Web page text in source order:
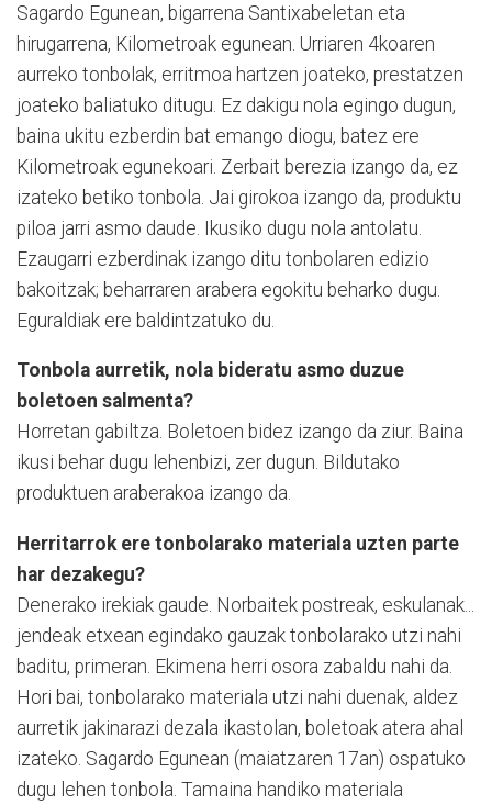
Sagardo Egunean, bigarrena Santixabeletan eta
hirugarrena, Kilometroak egunean. Urriaren 4koaren
aurreko tonbolak, erritmoa hartzen joateko, prestatzen
joateko baliatuko ditugu. Ez dakigu nola egingo dugun,
baina ukitu ezberdin bat emango diogu, batez ere
Kilometroak egunekoari. Zerbait berezia izango da, ez
izateko betiko tonbola. Jai girokoa izango da, produktu
piloa jarri asmo daude. Ikusiko dugu nola antolatu.
Ezaugarri ezberdinak izango ditu tonbolaren edizio
bakoitzak; beharraren arabera egokitu beharko dugu.
Eguraldiak ere baldintzatuko du.
Tonbola aurretik, nola bideratu asmo duzue
boletoen salmenta?
Horretan gabiltza. Boletoen bidez izango da ziur. Baina
ikusi behar dugu lehenbizi, zer dugun. Bildutako
produktuen araberakoa izango da.
Herritarrok ere tonbolarako materiala uzten parte
har dezakegu?
Denerako irekiak gaude. Norbaitek postreak, eskulanak...
jendeak etxean egindako gauzak tonbolarako utzi nahi
baditu, primeran. Ekimena herri osora zabaldu nahi da.
Hori bai, tonbolarako materiala utzi nahi duenak, aldez
aurretik jakinarazi dezala ikastolan, boletoak atera ahal
izateko. Sagardo Egunean (maiatzaren 17an) ospatuko
dugu lehen tonbola. Tamaina handiko materiala